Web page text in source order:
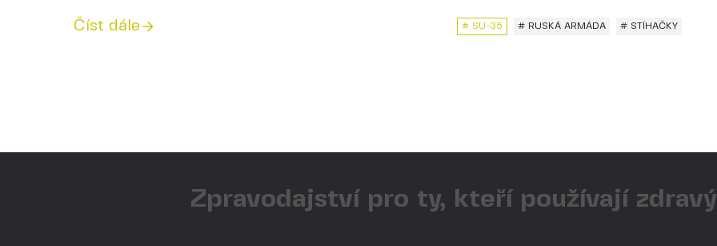
Číst dále # RUSKÁ ARMÁDA # STÍHAČKY
# SU-35
Zpravodajství pro ty, kteří používají